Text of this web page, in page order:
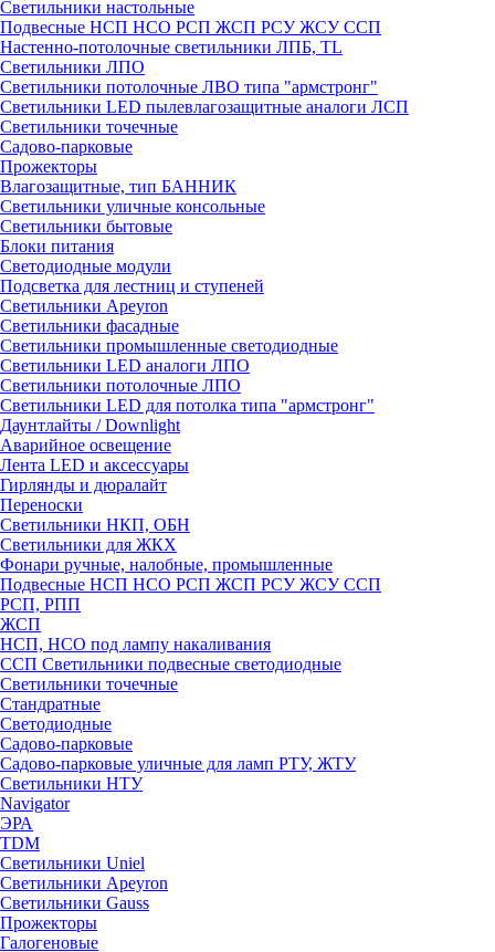
Светильники настольные
Подвесные НСП НСО РСП ЖСП РСУ ЖСУ ССП
Настенно-потолочные светильники ЛПБ, TL
Светильники ЛПО
Светильники потолочные ЛВО типа "армстронг"
Светильники LED пылевлагозащитные аналоги ЛСП
Светильники точечные
Садово-парковые
Прожекторы
Влагозащитные, тип БАННИК
Светильники уличные консольные
Светильники бытовые
Блоки питания
Светодиодные модули
Подсветка для лестниц и ступеней
Светильники Apeyron
Светильники фасадные
Светильники промышленные светодиодные
Светильники LED аналоги ЛПО
Светильники потолочные ЛПО
Светильники LED для потолка типа "армстронг"
Даунтлайты / Downlight
Аварийное освещение
Лента LED и аксессуары
Гирлянды и дюралайт
Переноски
Светильники НКП, ОБН
Светильники для ЖКХ
Фонари ручные, налобные, промышленные
Подвесные НСП НСО РСП ЖСП РСУ ЖСУ ССП
РСП, РПП
ЖСП
НСП, НСО под лампу накаливания
ССП Светильники подвесные светодиодные
Светильники точечные
Стандратные
Светодиодные
Садово-парковые
Садово-парковые уличные для ламп РТУ, ЖТУ
Светильники НТУ
Navigator
ЭРА
TDM
Светильники Uniel
Светильники Apeyron
Светильники Gauss
Прожекторы
Галогеновые